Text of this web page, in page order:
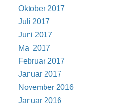
Oktober 2017
Juli 2017
Juni 2017
Mai 2017
Februar 2017
Januar 2017
November 2016
Januar 2016